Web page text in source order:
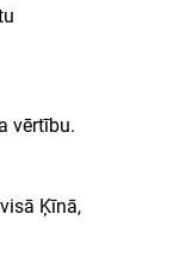
vērtību.
Ķīnā,